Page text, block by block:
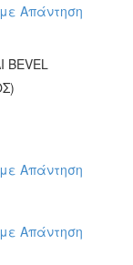
Απάντηση
BEVEL
Απάντηση
Απάντηση